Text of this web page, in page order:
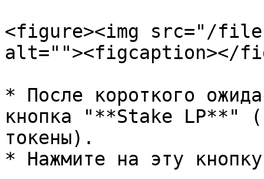
<figure><img src="/files/
alt=""><figcaption></
* После короткого
кнопка "**Stake LP**"
токены).
* Нажмите на эту